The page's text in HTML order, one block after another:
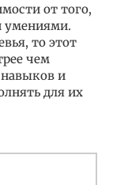
от того,
умениями.
то этот
чем
и
для их